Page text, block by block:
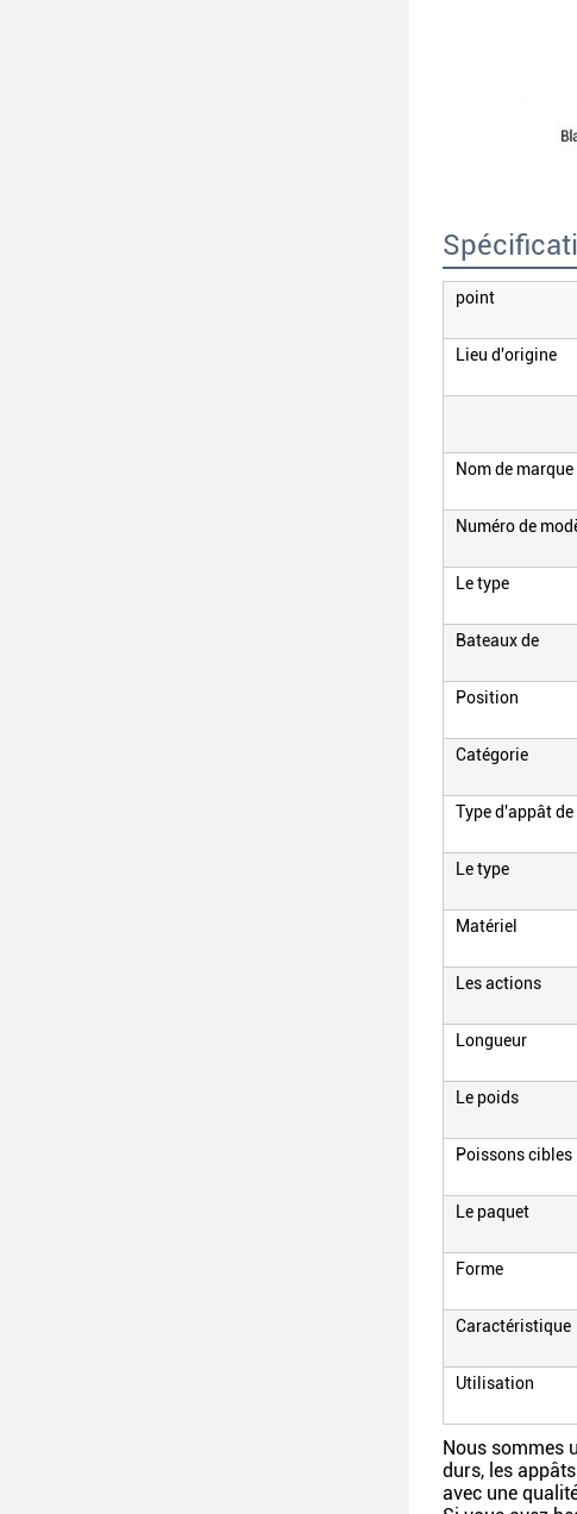
point
Lieu d'origine
Nom de marque
Numéro de
Le type
Bateaux de
Position
Catégorie
Type d'appât de
Le type
Matériel
Les actions
Longueur
Le poids
Poissons cibles
Le paquet
Forme
Caractéristique
Utilisation
Nous sommes
durs, les
avec une